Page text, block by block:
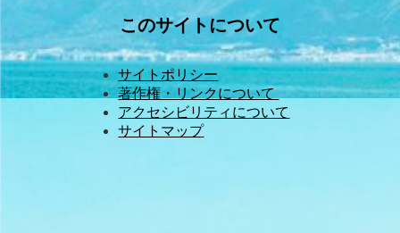
このサイトについて
サイトポリシー
著作権・リンクについて
アクセシビリティについて
サイトマップ